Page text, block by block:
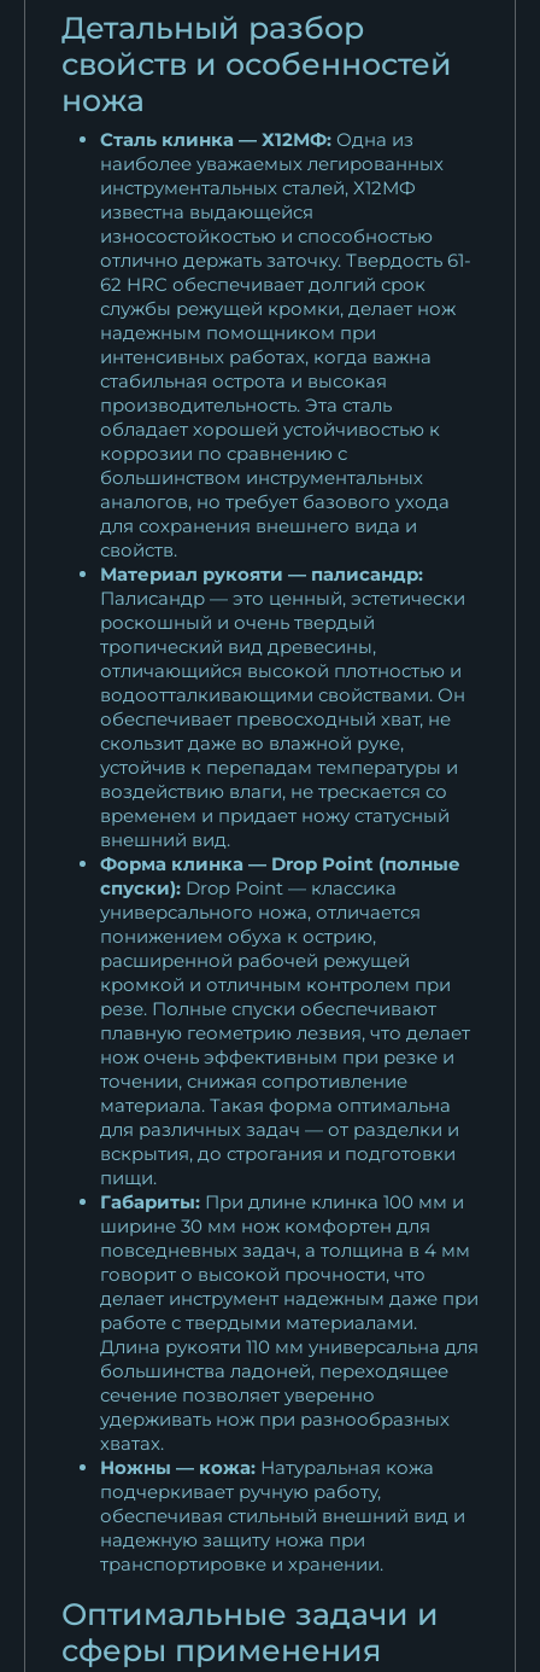
Детальный разбор
свойств и особенностей
ножа
Сталь клинка — Х12МФ: Одна из
наиболее уважаемых легированных
инструментальных сталей, Х12МФ
известна выдающейся
износостойкостью и способностью
отлично держать заточку. Твердость 61-
62 HRC обеспечивает долгий срок
службы режущей кромки, делает нож
надежным помощником при
интенсивных работах, когда важна
стабильная острота и высокая
производительность. Эта сталь
обладает хорошей устойчивостью к
коррозии по сравнению с
большинством инструментальных
аналогов, но требует базового ухода
для сохранения внешнего вида и
свойств.
Материал рукояти — палисандр:
Палисандр — это ценный, эстетически
роскошный и очень твердый
тропический вид древесины,
отличающийся высокой плотностью и
водоотталкивающими свойствами. Он
обеспечивает превосходный хват, не
скользит даже во влажной руке,
устойчив к перепадам температуры и
воздействию влаги, не трескается со
временем и придает ножу статусный
внешний вид.
Форма клинка — Drop Point (полные
спуски): Drop Point — классика
универсального ножа, отличается
понижением обуха к острию,
расширенной рабочей режущей
кромкой и отличным контролем при
резе. Полные спуски обеспечивают
плавную геометрию лезвия, что делает
нож очень эффективным при резке и
точении, снижая сопротивление
материала. Такая форма оптимальна
для различных задач — от разделки и
вскрытия, до строгания и подготовки
пищи.
Габариты: При длине клинка 100 мм и
ширине 30 мм нож комфортен для
повседневных задач, а толщина в 4 мм
говорит о высокой прочности, что
делает инструмент надежным даже при
работе с твердыми материалами.
Длина рукояти 110 мм универсальна для
большинства ладоней, переходящее
сечение позволяет уверенно
удерживать нож при разнообразных
хватах.
Ножны — кожа: Натуральная кожа
подчеркивает ручную работу,
обеспечивая стильный внешний вид и
надежную защиту ножа при
транспортировке и хранении.
Оптимальные задачи и
сферы применения